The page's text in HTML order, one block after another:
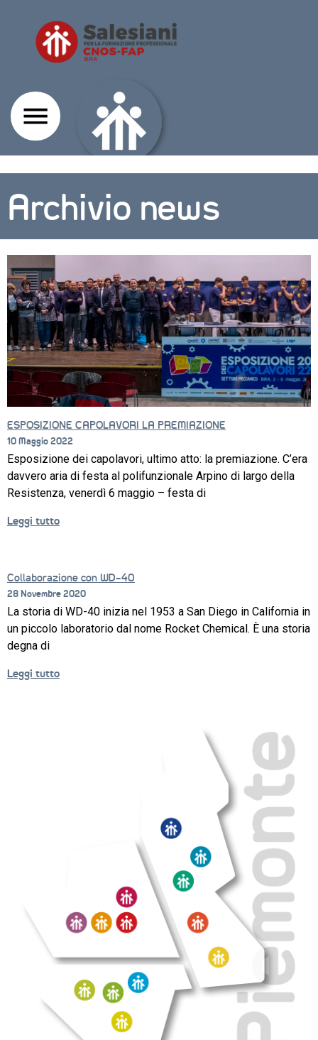
CORSI
SETTORI
PROFESSIONALI
SERVIZI
LAVORO
PROGETTO
EDUCATIVO
Archivio news
ESPOSIZIONE CAPOLAVORI LA PREMIAZIONE
10 Maggio 2022
Esposizione dei capolavori, ultimo atto: la premiazione. C’era
davvero aria di festa al polifunzionale Arpino di largo della
Resistenza, venerdì 6 maggio – festa di
Leggi tutto
Collaborazione con WD-40
28 Novembre 2020
La storia di WD-40 inizia nel 1953 a San Diego in California in
un piccolo laboratorio dal nome Rocket Chemical. È una storia
degna di
Leggi tutto